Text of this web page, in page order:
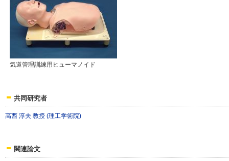
気道管理訓練用ヒューマノイド
共同研究者
高西 淳夫 教授 (理工学術院)
関連論文